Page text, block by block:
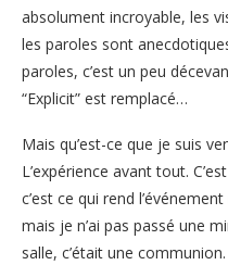
absolument incroyable, les
les paroles sont
paroles, c’est un peu
“Explicit” est remplacé…
Mais qu’est-ce que je suis
L’expérience avant tout.
c’est ce qui rend
mais je n’ai pas passé une
salle, c’était une